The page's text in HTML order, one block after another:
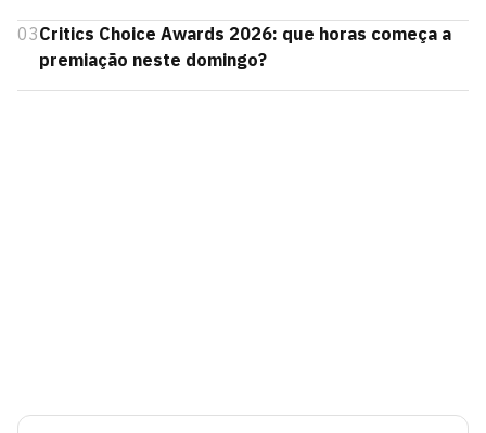
03Critics Choice Awards 2026: que horas começa a
premiação neste domingo?